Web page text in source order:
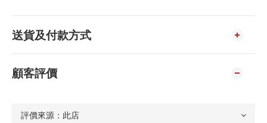
送貨及付款方式
顧客評價